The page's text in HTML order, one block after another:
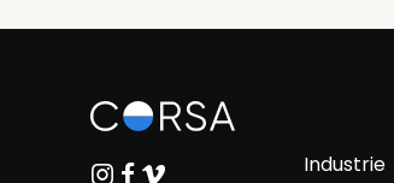
Industrie